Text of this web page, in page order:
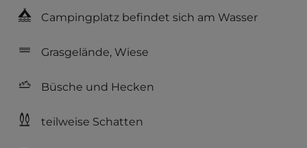
Campingplatz befindet sich am Wasser
Grasgelände, Wiese
Büsche und Hecken
teilweise Schatten